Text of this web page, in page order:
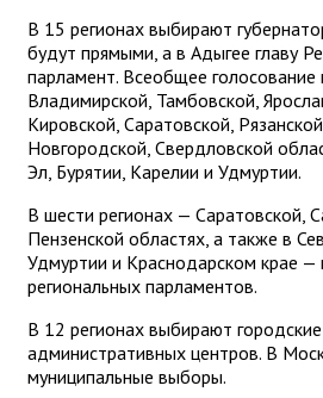
В 15 регионах выбирают
будут прямыми, а в Адыгее главу
парламент. Всеобщее
Владимирской, Тамбовской,
Кировской, Саратовской,
Новгородской, Свердловской
Эл, Бурятии, Карелии и Удмуртии.
В шести регионах — Саратовской,
Пензенской областях, а также в
Удмуртии и Краснодарском крае
региональных парламентов.
В 12 регионах выбирают
административных центров. В
муниципальные выборы.